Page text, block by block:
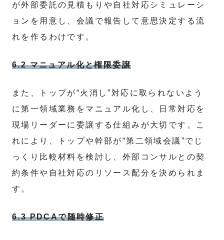
が外部委託の見積もりや自社対応シミュレーシ
ョンを用意し、会議で報告して意思決定する流
れを作るわけです。
6.2 マニュアル化と権限委譲
また、トップが“火消し”対応に取られないよう
に第一領域業務をマニュアル化し、日常対応を
現場リーダーに委譲する仕組みが大切です。こ
れにより、トップや幹部が“第二領域会議”でじ
っくり比較材料を検討し、外部コンサルとの契
約条件や自社対応のリソース配分を決められま
す。
6.3 PDCAで随時修正